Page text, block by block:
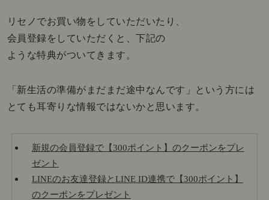
リセノでお買い物をしていただいたり、
会員登録をしていただくと、下記の
ような特典がついてきます。
「新生活の準備がまだまだ途中なんです」という方には
とても耳寄りな情報ではないかと思います。
新規の会員登録で【300ポイント】のクーポンをプレ
ゼント
LINEのお友達登録とLINE ID連携で【300ポイント】
のクーポンをプレゼント